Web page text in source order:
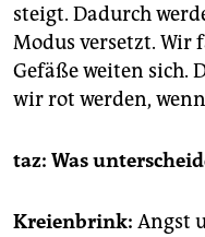
steigt. Dadurch
Modus versetzt. Wir
Gefäße weiten sich.
wir rot werden,
taz: Was
Kreienbrink: Angst